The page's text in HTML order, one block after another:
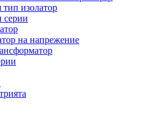
тип изолатор
серии
на напрежение